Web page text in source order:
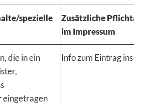
spezielle
Zusätzliche
im Impressum
die in ein
eingetragen
Info zum Eintrag ins